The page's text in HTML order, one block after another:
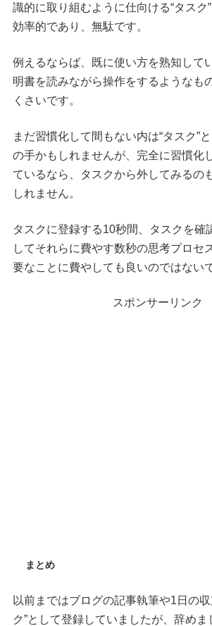
識的に取り組むように仕向ける“タスク
効率的であり、無駄です。
例えるならば、既に使い方を熟知して
明書を読みながら操作をするようなも
くさいです。
まだ習慣化して間もない内は“タスク”
の手かもしれませんが、完全に習慣化
ているなら、タスクから外してみるの
しれません。
タスクに登録する10秒間、タスクを確
してそれらに費やす数秒の思考プロセ
要なことに費やしても良いのではない
スポンサーリンク
まとめ
以前まではブログの記事執筆や1日の収
ク”として登録していましたが、辞め